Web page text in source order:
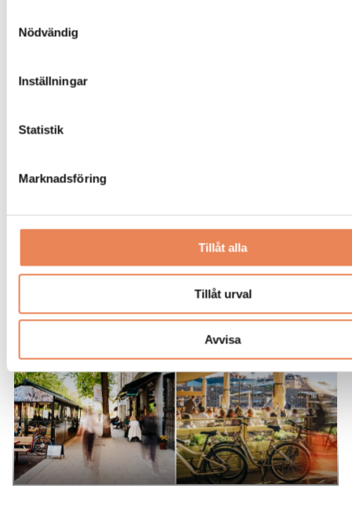
Nödvändig
Inställningar
Statistik
Marknadsföring
Tillåt alla
Tillåt urval
Avvisa
AI DIGITALISERING
Ute är inne –
uteserveringarnas
Uteservering på Dryck vinbar samt Slussporten.
Samuel Unéus